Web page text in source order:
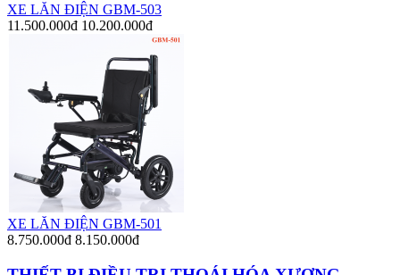
XE LĂN ĐIỆN GBM-503
11.500.000đ 10.200.000đ
XE LĂN ĐIỆN GBM-501
8.750.000đ 8.150.000đ